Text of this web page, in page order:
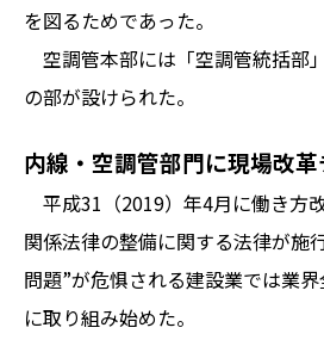
を図るためであった。
空調管本部には「空調管統括部
の部が設けられた。
内線・空調管部門に現場改革
平成31（2019）年4月に働き方
関係法律の整備に関する法律が施
問題”が危惧される建設業では業
に取り組み始めた。